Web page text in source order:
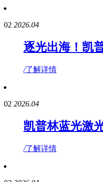
02 2026.04
逐光出海！凯
/了解详情
02 2026.04
凯普林蓝光激
/了解详情